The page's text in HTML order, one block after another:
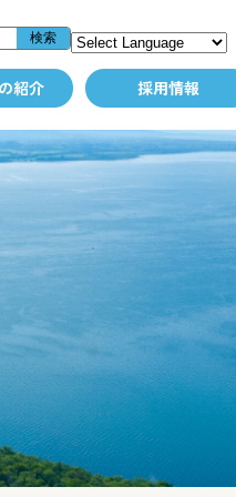
紹介 採用情報